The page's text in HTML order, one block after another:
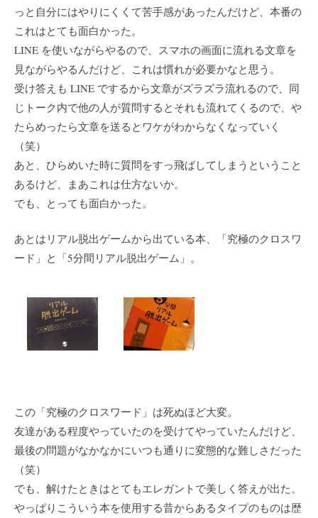
っと自分にはやりにくくて苦手感があったんだけど、本番の
これはとても面白かった。
LINE を使いながらやるので、スマホの画面に流れる文章を
見ながらやるんだけど、これは慣れが必要かなと思う。
受け答えも LINE でするから文章がズラズラ流れるので、同
じトーク内で他の人が質問するとそれも流れてくるので、や
たらめったら文章を送るとワケがわからなくなっていく
（笑）
あと、ひらめいた時に質問をすっ飛ばしてしまうということ
あるけど、まあこれは仕方ないか。
でも、とっても面白かった。
あとはリアル脱出ゲームから出ている本、「究極のクロスワ
ード」と「5分間リアル脱出ゲーム」。
この「究極のクロスワード」は死ぬほど大変。
友達がある程度やっていたのを受けてやっていたんだけど、
最後の問題がなかなかにいつも通りに変態的な難しさだった
（笑）
でも、解けたときはとてもエレガントで美しく答えが出た。
やっぱりこういう本を使用する昔からあるタイプのものは歴